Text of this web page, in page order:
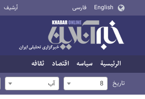
English فارسی أرشيف
الرئيسية سیاسه اقتصاد ثقافه
تاریخ 8 آب